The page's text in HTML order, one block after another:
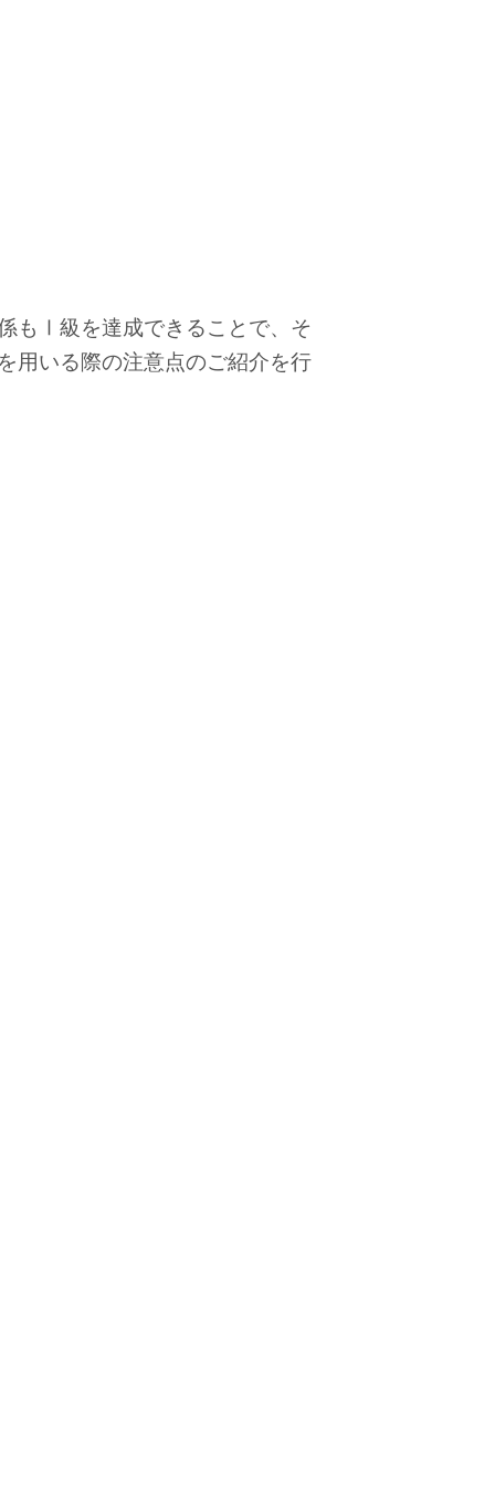
もⅠ級を達成できることで、そ
用いる際の注意点のご紹介を行